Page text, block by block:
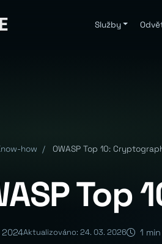
Služby
how / OWASP Top 10:
Top
2024Aktualizováno: 24. 03. 2026 1